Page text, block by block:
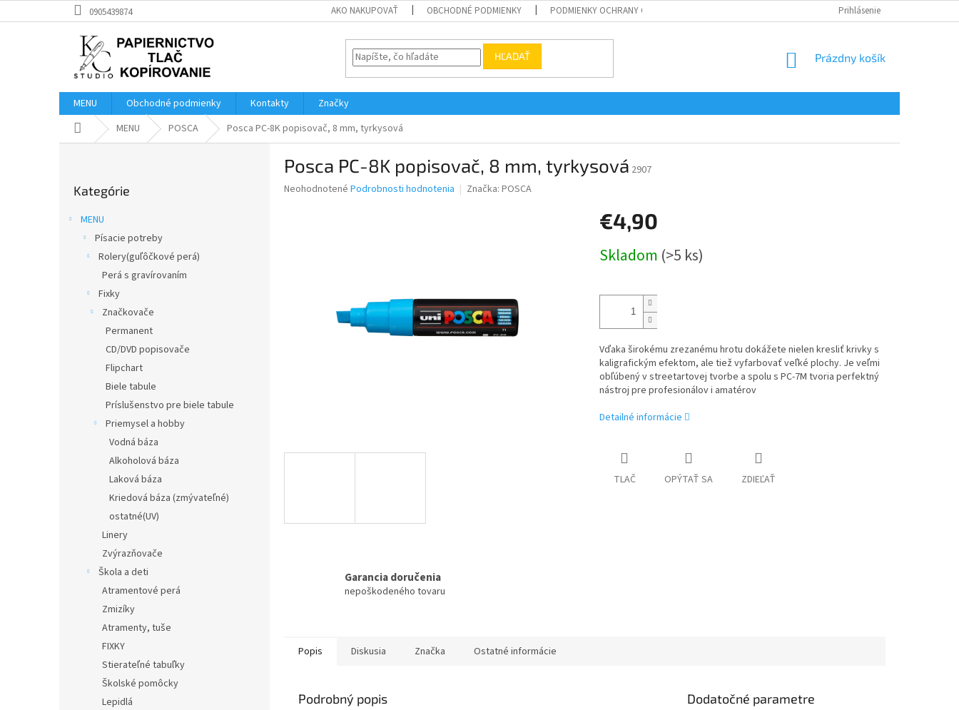
na
0905439874 AKO NAKUPOVAŤ OBCHODNÉ PODMIENKY PODMIENKY OCHRANY OSOBNÝCH ÚDAJOV Prihlásenie
HĽADAŤ
NÁKUPNÝ
Prázdny košík
MENU Obchodné podmienky Kontakty
Značky
DomovMENU POSCA Posca PC-8K popisovač, 8 mm, tyrkysová
kategórie
Kategórie
MENU
Písacie potreby
Rolery(guľôčkové perá)
Perá s gravírovaním
Fixky
Značkovače
Permanent
CD/DVD popisovače
Flipchart
Biele tabule
Príslušenstvo pre biele tabule
Priemysel a hobby
Vodná báza
Alkoholová báza
Laková báza
Kriedová báza (zmývateľné)
ostatné(UV)
Linery
Zvýrazňovače
Škola a deti
Atramentové perá
Zmizíky
Atramenty, tuše
FIXKY
Stierateľné tabuľky
Školské pomôcky
Lepidlá
Posca PC-8K popisovač, 8 mm, tyrkysová 2907
Priemerné
Neohodnotené Podrobnosti hodnotenia Značka: POSCA
€4,90
cena:
Skladom (>5 ks)
Vďaka širokému zrezanému hrotu dokážete nielen kresliť krivky s
kaligrafickým efektom, ale tiež vyfarbovať veľké plochy. Je veľmi
obľúbený v streetartovej tvorbe a spolu s PC-7M tvoria perfektný
nástroj pre profesionálov i amatérov
Detailné informácie
TLAČ OPÝTAŤ SA ZDIEĽAŤ
Garancia doručenia
nepoškodeného tovaru
Popis Diskusia Značka Ostatné informácie
Podrobný popis Dodatočné parametre